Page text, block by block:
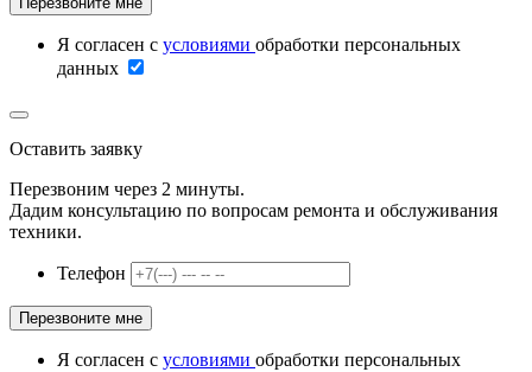
Я согласен с условиями обработки персональных
данных
Оставить заявку
Перезвоним через 2 минуты.
Дадим консультацию по вопросам ремонта и обслуживания
техники.
Телефон
Я согласен с условиями обработки персональных